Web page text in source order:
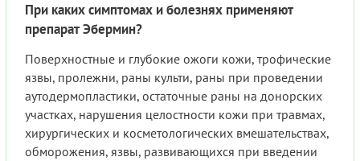
При каких симптомах и болезнях применяют
препарат Эбермин?
Поверхностные и глубокие ожоги кожи, трофические
язвы, пролежни, раны культи, раны при проведении
аутодермопластики, остаточные раны на донорских
участках, нарушения целостности кожи при травмах,
хирургических и косметологических вмешательствах,
обморожения, язвы, развивающихся при введении